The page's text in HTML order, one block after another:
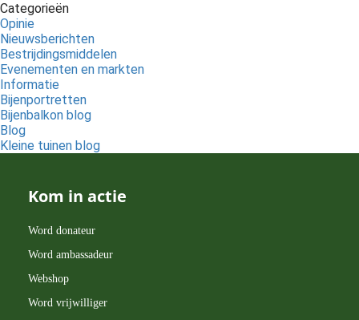
Categorieën
Opinie
Nieuwsberichten
Bestrijdingsmiddelen
Evenementen en markten
Informatie
Bijenportretten
Bijenbalkon blog
Blog
Kleine tuinen blog
Kom in actie
Word donateur
Word ambassadeur
Webshop
Word vrijwilliger